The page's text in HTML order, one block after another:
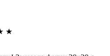
★